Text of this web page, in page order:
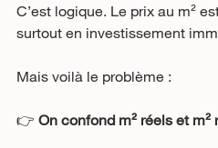
C’est logique. Le prix au m²
surtout en investissement
Mais voilà le problème :
👉 On confond m² réels et m²